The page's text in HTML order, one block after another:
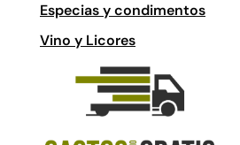
Especias y condimentos
Vino y Licores